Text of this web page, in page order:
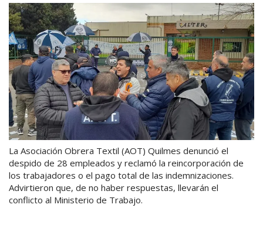
La Asociación Obrera Textil (AOT) Quilmes denunció el
despido de 28 empleados y reclamó la reincorporación de
los trabajadores o el pago total de las indemnizaciones.
Advirtieron que, de no haber respuestas, llevarán el
conflicto al Ministerio de Trabajo.